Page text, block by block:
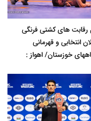
رقابت های کشتی فرنگی
انتخابی و قهرمانی
خوزستان/ اهواز :